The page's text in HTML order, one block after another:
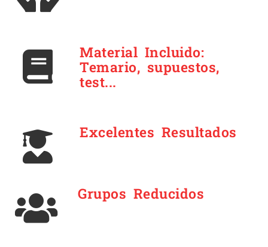
Material Incluido:
Temario, supuestos,
test...
Excelentes Resultados
Grupos Reducidos